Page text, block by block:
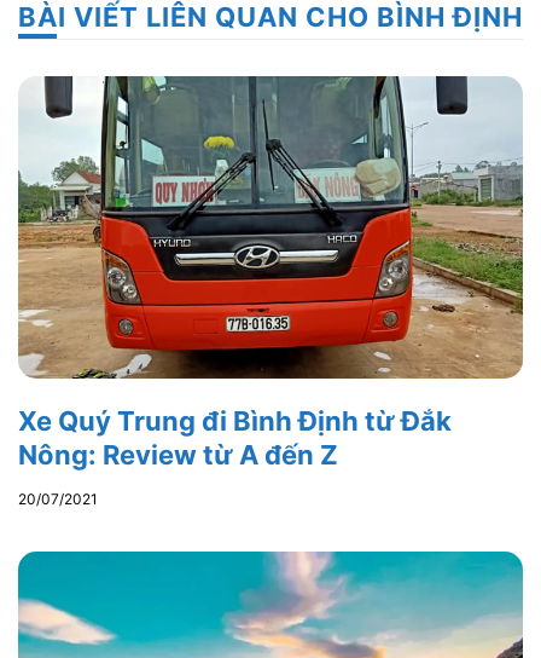
BÀI VIẾT LIÊN QUAN CHO BÌNH ĐỊNH
Xe Quý Trung đi Bình Định từ Đắk
Nông: Review từ A đến Z
20/07/2021